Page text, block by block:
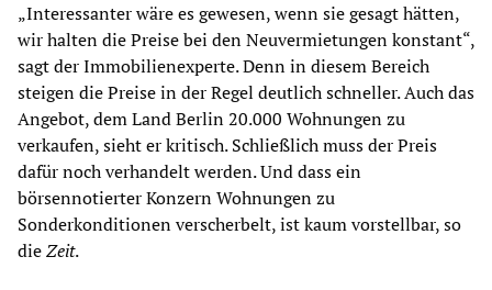
„Interessanter wäre es gewesen, wenn sie gesagt hätten,
wir halten die Preise bei den Neuvermietungen konstant“,
sagt der Immobilienexperte. Denn in diesem Bereich
steigen die Preise in der Regel deutlich schneller. Auch das
Angebot, dem Land Berlin 20.000 Wohnungen zu
verkaufen, sieht er kritisch. Schließlich muss der Preis
dafür noch verhandelt werden. Und dass ein
börsennotierter Konzern Wohnungen zu
Sonderkonditionen verscherbelt, ist kaum vorstellbar, so
dieZeit.